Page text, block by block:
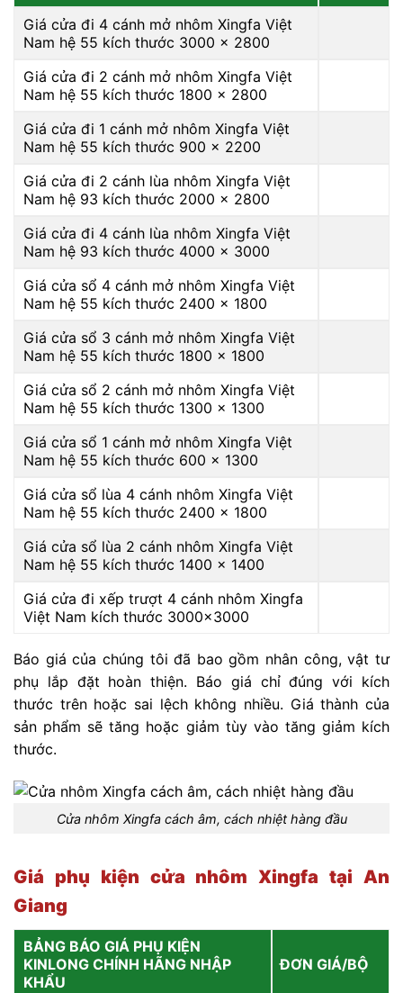
Giá cửa đi 4 cánh mở nhôm Xingfa Việt
Nam hệ 55 kích thước 3000 x 2800
Giá cửa đi 2 cánh mở nhôm Xingfa Việt
Nam hệ 55 kích thước 1800 x 2800
Giá cửa đi 1 cánh mở nhôm Xingfa Việt
Nam hệ 55 kích thước 900 x 2200
Giá cửa đi 2 cánh lùa nhôm Xingfa Việt
Nam hệ 93 kích thước 2000 x 2800
Giá cửa đi 4 cánh lùa nhôm Xingfa Việt
Nam hệ 93 kích thước 4000 x 3000
Giá cửa sổ 4 cánh mở nhôm Xingfa Việt
Nam hệ 55 kích thước 2400 x 1800
Giá cửa sổ 3 cánh mở nhôm Xingfa Việt
Nam hệ 55 kích thước 1800 x 1800
Giá cửa sổ 2 cánh mở nhôm Xingfa Việt
Nam hệ 55 kích thước 1300 x 1300
Giá cửa sổ 1 cánh mở nhôm Xingfa Việt
Nam hệ 55 kích thước 600 x 1300
Giá cửa sổ lùa 4 cánh nhôm Xingfa Việt
Nam hệ 55 kích thước 2400 x 1800
Giá cửa sổ lùa 2 cánh nhôm Xingfa Việt
Nam hệ 55 kích thước 1400 x 1400
Giá cửa đi xếp trượt 4 cánh nhôm Xingfa
Việt Nam kích thước 3000×3000
Báo giá của chúng tôi đã bao gồm nhân công, vật tư
phụ lắp đặt hoàn thiện. Báo giá chỉ đúng với kích
thước trên hoặc sai lệch không nhiều. Giá thành của
sản phẩm sẽ tăng hoặc giảm tùy vào tăng giảm kích
thước.
Cửa nhôm Xingfa cách âm, cách nhiệt hàng đầu
Giá phụ kiện cửa nhôm Xingfa tại An
Giang
BẢNG BÁO GIÁ PHỤ KIỆN
KINLONG CHÍNH HÃNG NHẬP
KHẨU
ĐƠN GIÁ/BỘ